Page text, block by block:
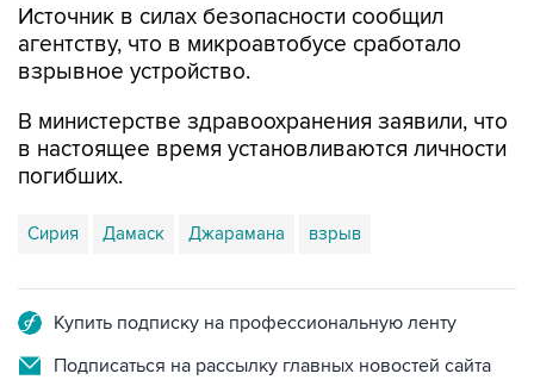
взрывное устройство.
В министерстве здравоохранения заявили, что
погибших.
Сирия Дамаск
Подписаться на рассылку главных новостей сайта
Получать оперативные новости в официальном